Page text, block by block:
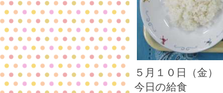
５月１０日（金）
今日の給食